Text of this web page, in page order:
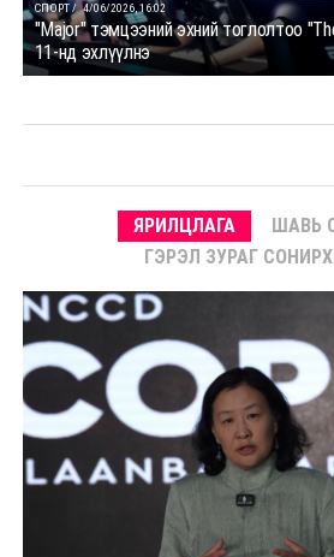
СПОРТ / 4/06/2026, 16:02
"Major" тэмцээний эхний тоглолтоо
11-нд эхлүүлнэ
ЯРИЛЦЛАГА
ШАВЬ
ГЭРЭЛ ЗУРАГ